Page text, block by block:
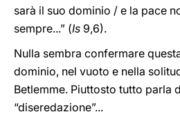
sarà il suo dominio / e la pace
sempre...” (Is 9,6).
Nulla sembra confermare
dominio, nel vuoto e nella
Betlemme. Piuttosto tutto parla
“diseredazione”...